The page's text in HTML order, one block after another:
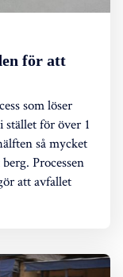
för att
som löser
för över 1
så mycket
Processen
att avfallet